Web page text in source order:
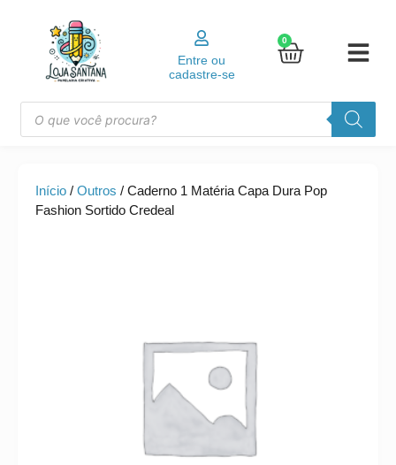
Entre ou
cadastre-se
0
Início / Outros / Caderno 1 Matéria Capa Dura Pop
Fashion Sortido Credeal